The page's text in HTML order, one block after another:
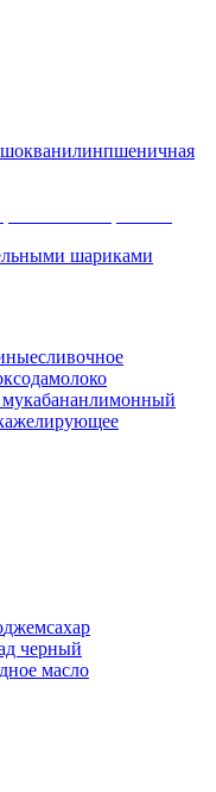
ванилинпшеничная
шариками
сливочное
содамолоко
бананлимонный
желирующее
джемсахар
черный
масло